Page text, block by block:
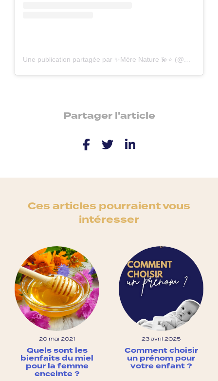
Une publication partagée par ✨Mère Nature 💫⭐️ (@merenature.fr)
Partager l'article
Ces articles pourraient vous
intéresser
20 mai 2021
Quels sont les
bienfaits du miel
pour la femme
enceinte ?
23 avril 2025
Comment choisir
un prénom pour
votre enfant ?